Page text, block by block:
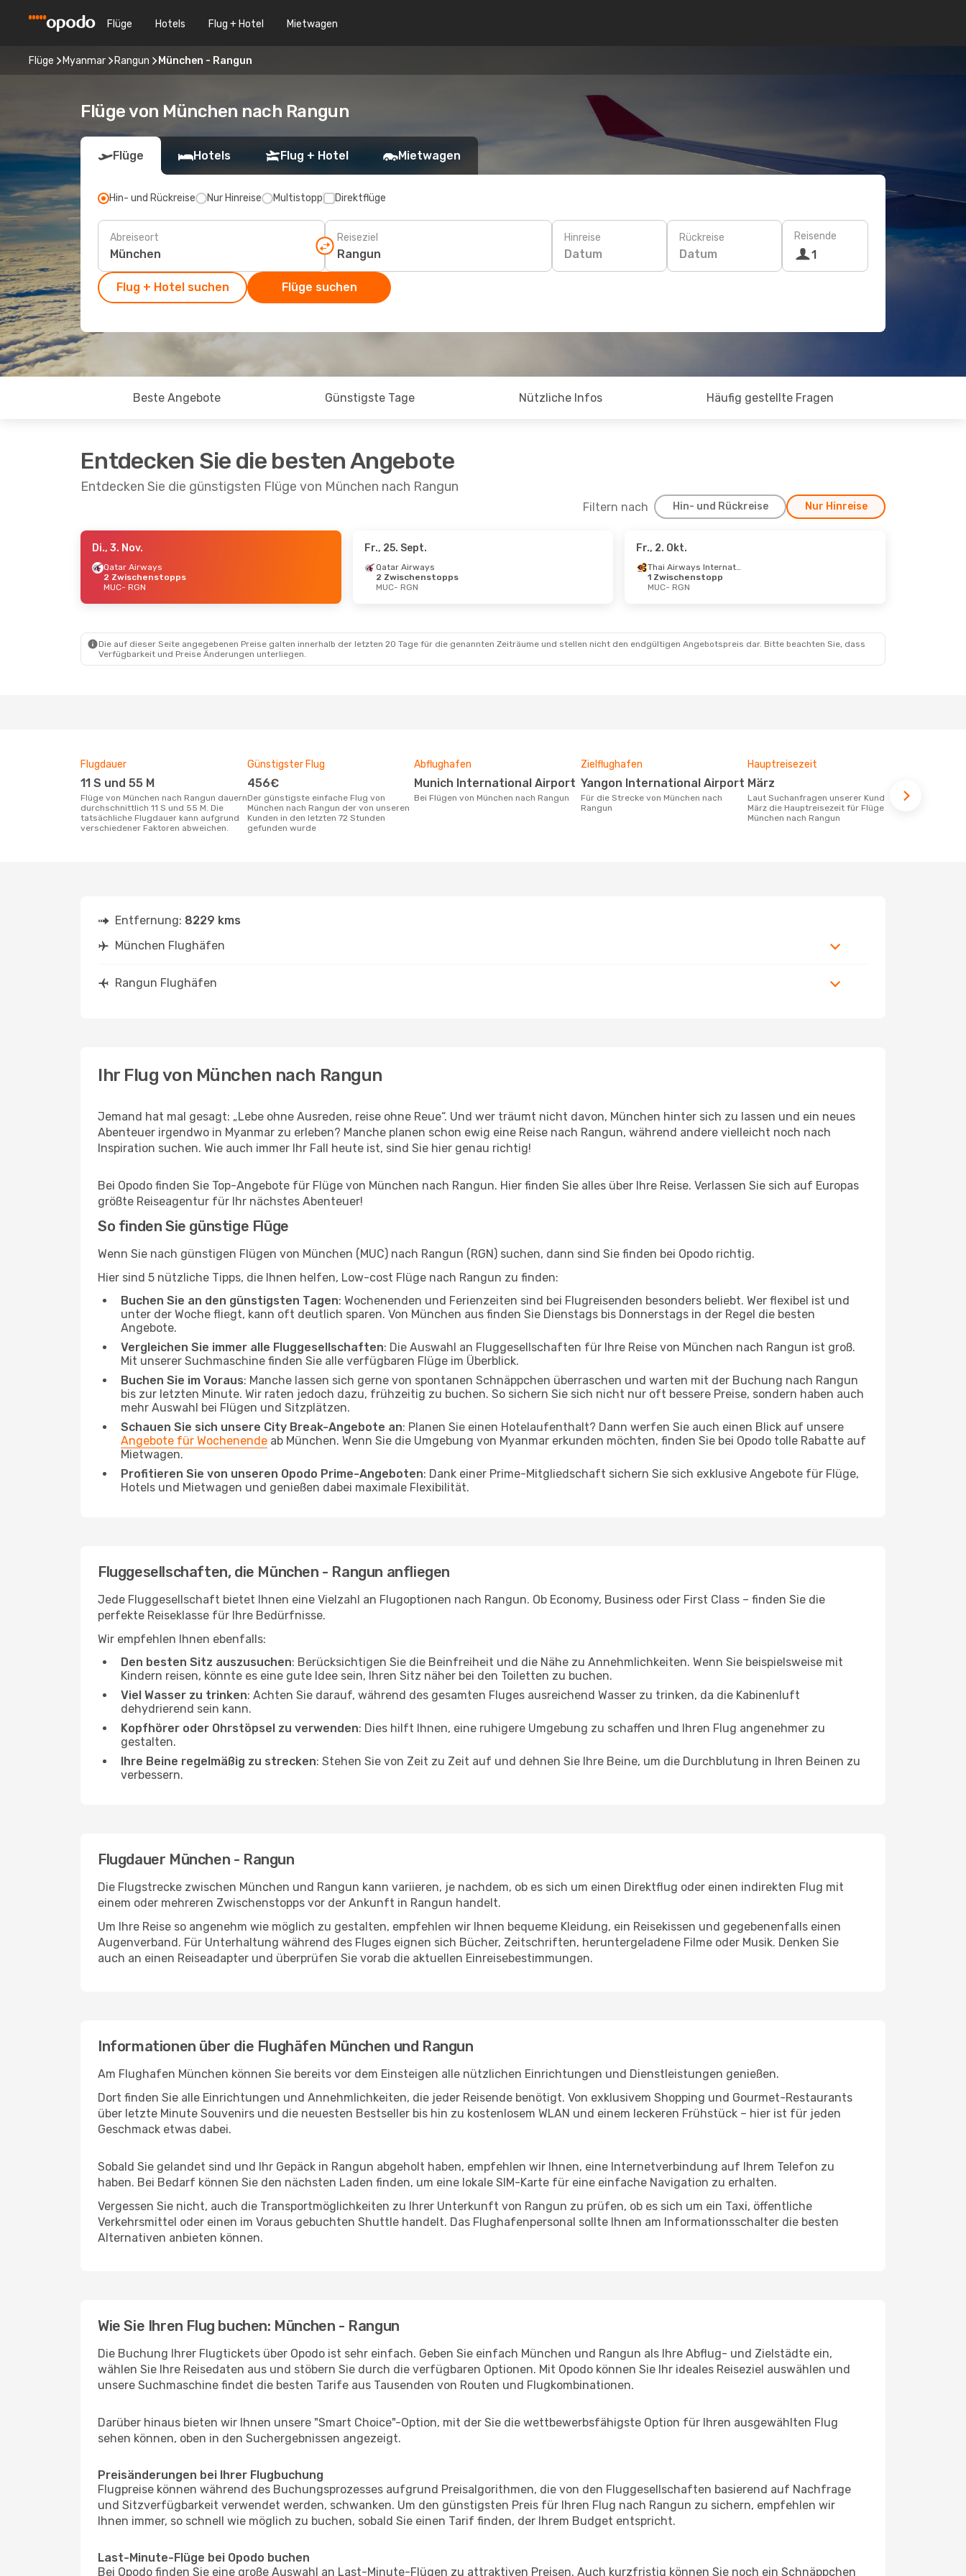
Flüge Hotels Flug + Hotel Mietwagen
Flüge Myanmar Rangun München - Rangun
Flüge von München nach Rangun
Flüge Hotels Flug + Hotel Mietwagen
Hin- und Rückreise Nur Hinreise Multistopp Direktflüge
Abreiseort Reiseziel Hinreise
Datum
Rückreise
Datum
Reisende
1
Flug + Hotel suchen Flüge suchen
Beste Angebote Günstigste Tage Nützliche Infos Häufig gestellte Fragen
Entdecken Sie die besten Angebote
Entdecken Sie die günstigsten Flüge von München nach Rangun
Filtern nach Hin- und Rückreise Nur Hinreise
- Mo., 12. Okt.
2 Zwischenstopps
Myanmar Airways Intl
2 Zwischenstopps
Myanmar Airways Intl
Di., 3. Nov.
Qatar Airways
2 Zwischenstopps
MUC- RGN
Fr., 25. Sept.
Qatar Airways
2 Zwischenstopps
MUC- RGN
Fr., 2. Okt.
Thai Airways International
1 Zwischenstopp
MUC- RGN
Die auf dieser Seite angegebenen Preise galten innerhalb der letzten 20 Tage für die genannten Zeiträume und stellen nicht den endgültigen Angebotspreis dar. Bitte beachten Sie, dass
Verfügbarkeit und Preise Änderungen unterliegen.
Flugdauer
11 S und 55 M
Flüge von München nach Rangun dauern
durchschnittlich 11 S und 55 M. Die
tatsächliche Flugdauer kann aufgrund
verschiedener Faktoren abweichen.
Günstigster Flug
456€
Der günstigste einfache Flug von
München nach Rangun der von unseren
Kunden in den letzten 72 Stunden
gefunden wurde
Abflughafen
Munich International Airport
Bei Flügen von München nach Rangun
Zielflughafen
Yangon International Airport
Für die Strecke von München nach
Rangun
Hauptreisezeit
März
Laut Suchanfragen unserer Kunden ist
März die Hauptreisezeit für Flüge von
München nach Rangun
Entfernung: 8229 kms
München Flughäfen
Rangun Flughäfen
Ihr Flug von München nach Rangun
Jemand hat mal gesagt: „Lebe ohne Ausreden, reise ohne Reue“. Und wer träumt nicht davon, München hinter sich zu lassen und ein neues
Abenteuer irgendwo in Myanmar zu erleben? Manche planen schon ewig eine Reise nach Rangun, während andere vielleicht noch nach
Inspiration suchen. Wie auch immer Ihr Fall heute ist, sind Sie hier genau richtig!
Bei Opodo finden Sie Top-Angebote für Flüge von München nach Rangun. Hier finden Sie alles über Ihre Reise. Verlassen Sie sich auf Europas
größte Reiseagentur für Ihr nächstes Abenteuer!
So finden Sie günstige Flüge
Wenn Sie nach günstigen Flügen von München (MUC) nach Rangun (RGN) suchen, dann sind Sie finden bei Opodo richtig.
Hier sind 5 nützliche Tipps, die Ihnen helfen, Low-cost Flüge nach Rangun zu finden:
Buchen Sie an den günstigsten Tagen: Wochenenden und Ferienzeiten sind bei Flugreisenden besonders beliebt. Wer flexibel ist und
unter der Woche fliegt, kann oft deutlich sparen. Von München aus finden Sie Dienstags bis Donnerstags in der Regel die besten
Angebote.
Vergleichen Sie immer alle Fluggesellschaften: Die Auswahl an Fluggesellschaften für Ihre Reise von München nach Rangun ist groß.
Mit unserer Suchmaschine finden Sie alle verfügbaren Flüge im Überblick.
Buchen Sie im Voraus: Manche lassen sich gerne von spontanen Schnäppchen überraschen und warten mit der Buchung nach Rangun
bis zur letzten Minute. Wir raten jedoch dazu, frühzeitig zu buchen. So sichern Sie sich nicht nur oft bessere Preise, sondern haben auch
mehr Auswahl bei Flügen und Sitzplätzen.
Schauen Sie sich unsere City Break-Angebote an: Planen Sie einen Hotelaufenthalt? Dann werfen Sie auch einen Blick auf unsere
Angebote für Wochenende ab München. Wenn Sie die Umgebung von Myanmar erkunden möchten, finden Sie bei Opodo tolle Rabatte auf
Mietwagen.
Profitieren Sie von unseren Opodo Prime-Angeboten: Dank einer Prime-Mitgliedschaft sichern Sie sich exklusive Angebote für Flüge,
Hotels und Mietwagen und genießen dabei maximale Flexibilität.
Fluggesellschaften, die München - Rangun anfliegen
Jede Fluggesellschaft bietet Ihnen eine Vielzahl an Flugoptionen nach Rangun. Ob Economy, Business oder First Class – finden Sie die
perfekte Reiseklasse für Ihre Bedürfnisse.
Wir empfehlen Ihnen ebenfalls:
Den besten Sitz auszusuchen: Berücksichtigen Sie die Beinfreiheit und die Nähe zu Annehmlichkeiten. Wenn Sie beispielsweise mit
Kindern reisen, könnte es eine gute Idee sein, Ihren Sitz näher bei den Toiletten zu buchen.
Viel Wasser zu trinken: Achten Sie darauf, während des gesamten Fluges ausreichend Wasser zu trinken, da die Kabinenluft
dehydrierend sein kann.
Kopfhörer oder Ohrstöpsel zu verwenden: Dies hilft Ihnen, eine ruhigere Umgebung zu schaffen und Ihren Flug angenehmer zu
gestalten.
Ihre Beine regelmäßig zu strecken: Stehen Sie von Zeit zu Zeit auf und dehnen Sie Ihre Beine, um die Durchblutung in Ihren Beinen zu
verbessern.
Flugdauer München - Rangun
Die Flugstrecke zwischen München und Rangun kann variieren, je nachdem, ob es sich um einen Direktflug oder einen indirekten Flug mit
einem oder mehreren Zwischenstopps vor der Ankunft in Rangun handelt.
Um Ihre Reise so angenehm wie möglich zu gestalten, empfehlen wir Ihnen bequeme Kleidung, ein Reisekissen und gegebenenfalls einen
Augenverband. Für Unterhaltung während des Fluges eignen sich Bücher, Zeitschriften, heruntergeladene Filme oder Musik. Denken Sie
auch an einen Reiseadapter und überprüfen Sie vorab die aktuellen Einreisebestimmungen.
Informationen über die Flughäfen München und Rangun
Am Flughafen München können Sie bereits vor dem Einsteigen alle nützlichen Einrichtungen und Dienstleistungen genießen.
Dort finden Sie alle Einrichtungen und Annehmlichkeiten, die jeder Reisende benötigt. Von exklusivem Shopping und Gourmet-Restaurants
über letzte Minute Souvenirs und die neuesten Bestseller bis hin zu kostenlosem WLAN und einem leckeren Frühstück – hier ist für jeden
Geschmack etwas dabei.
Sobald Sie gelandet sind und Ihr Gepäck in Rangun abgeholt haben, empfehlen wir Ihnen, eine Internetverbindung auf Ihrem Telefon zu
haben. Bei Bedarf können Sie den nächsten Laden finden, um eine lokale SIM-Karte für eine einfache Navigation zu erhalten.
Vergessen Sie nicht, auch die Transportmöglichkeiten zu Ihrer Unterkunft von Rangun zu prüfen, ob es sich um ein Taxi, öffentliche
Verkehrsmittel oder einen im Voraus gebuchten Shuttle handelt. Das Flughafenpersonal sollte Ihnen am Informationsschalter die besten
Alternativen anbieten können.
Wie Sie Ihren Flug buchen: München - Rangun
Die Buchung Ihrer Flugtickets über Opodo ist sehr einfach. Geben Sie einfach München und Rangun als Ihre Abflug- und Zielstädte ein,
wählen Sie Ihre Reisedaten aus und stöbern Sie durch die verfügbaren Optionen. Mit Opodo können Sie Ihr ideales Reiseziel auswählen und
unsere Suchmaschine findet die besten Tarife aus Tausenden von Routen und Flugkombinationen.
Darüber hinaus bieten wir Ihnen unsere "Smart Choice"-Option, mit der Sie die wettbewerbsfähigste Option für Ihren ausgewählten Flug
sehen können, oben in den Suchergebnissen angezeigt.
Preisänderungen bei Ihrer Flugbuchung
Flugpreise können während des Buchungsprozesses aufgrund Preisalgorithmen, die von den Fluggesellschaften basierend auf Nachfrage
und Sitzverfügbarkeit verwendet werden, schwanken. Um den günstigsten Preis für Ihren Flug nach Rangun zu sichern, empfehlen wir
Ihnen immer, so schnell wie möglich zu buchen, sobald Sie einen Tarif finden, der Ihrem Budget entspricht.
Last-Minute-Flüge bei Opodo buchen
Bei Opodo finden Sie eine große Auswahl an Last-Minute-Flügen zu attraktiven Preisen. Auch kurzfristig können Sie noch ein Schnäppchen